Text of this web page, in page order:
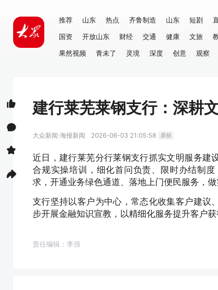
推荐 山东 热点 齐鲁制造 山东 短剧
国资
开放山东 财经 交通 健康 文旅
果然视频
青未了 灵境 深度 创意 观察
建行莱芜莱钢支行：深耕
大众新闻·海报新闻 2026-06-03 21:05:58 原创
近日，建行莱芜分行莱钢支行抓实文明服务建
合规实操培训，细化首问负责、限时办结制
求，开通业务绿色通道、落地上门便民服务，
支行坚持以客户为中心，常态化收集客户建议
步开展金融知识宣教，以精细化服务提升客户
责任编辑：李强